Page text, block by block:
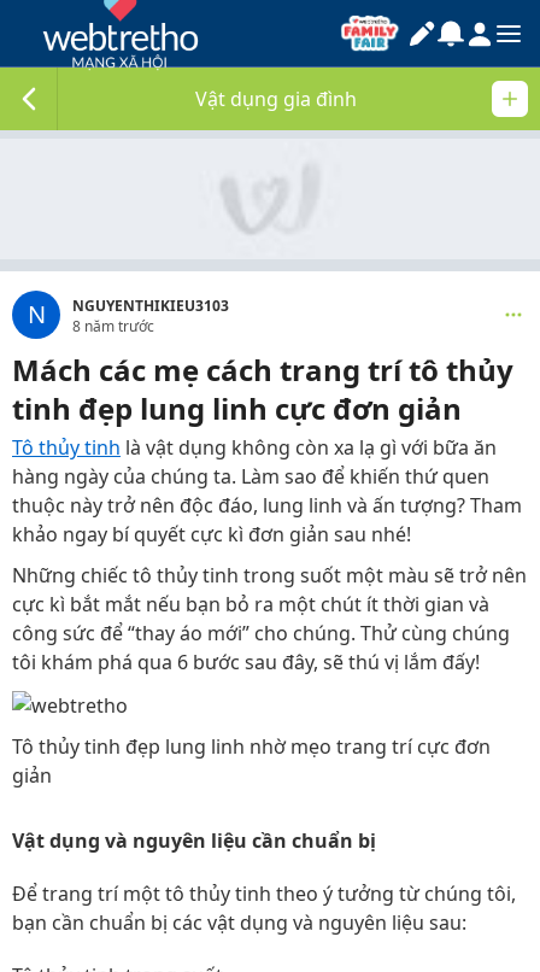
Vật dụng gia đình
N
NGUYENTHIKIEU3103
8 năm trước
Mách các mẹ cách trang trí tô thủy
tinh đẹp lung linh cực đơn giản
Tô thủy tinh là vật dụng không còn xa lạ gì với bữa ăn
hàng ngày của chúng ta. Làm sao để khiến thứ quen
thuộc này trở nên độc đáo, lung linh và ấn tượng? Tham
khảo ngay bí quyết cực kì đơn giản sau nhé!
Những chiếc tô thủy tinh trong suốt một màu sẽ trở nên
cực kì bắt mắt nếu bạn bỏ ra một chút ít thời gian và
công sức để “thay áo mới” cho chúng. Thử cùng chúng
tôi khám phá qua 6 bước sau đây, sẽ thú vị lắm đấy!
Tô thủy tinh đẹp lung linh nhờ mẹo trang trí cực đơn
giản
Vật dụng và nguyên liệu cần chuẩn bị
Để trang trí một tô thủy tinh theo ý tưởng từ chúng tôi,
bạn cần chuẩn bị các vật dụng và nguyên liệu sau: